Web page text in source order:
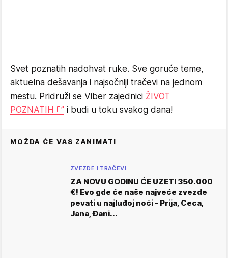
Svet poznatih nadohvat ruke. Sve goruće teme,
aktuelna dešavanja i najsočniji tračevi na jednom
mestu. Pridruži se Viber zajednici ŽIVOT
POZNATIH
i budi u toku svakog dana!
MOŽDA ĆE VAS ZANIMATI
ZVEZDE I TRAČEVI
ZA NOVU GODINU ĆE UZETI 350.000
€! Evo gde će naše najveće zvezde
pevati u najluđoj noći - Prija, Ceca,
Jana, Đani...